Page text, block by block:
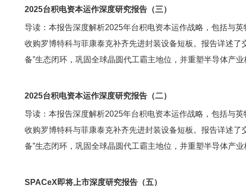
2025台积电资本运作深度研究报告（三）
导读：本报告深度解析2025年台积电资本运作战略，包括与
收购罗博特科与菲康泰克补齐先进封装设备短板。报告详述
备”生态闭环，巩固全球晶圆代工霸主地位，并重塑半导体产
2025台积电资本运作深度研究报告（二）
导读：本报告深度解析2025年台积电资本运作战略，包括与
收购罗博特科与菲康泰克补齐先进封装设备短板。报告详述
备”生态闭环，巩固全球晶圆代工霸主地位，并重塑半导体产
SPACeX即将上市深度研究报告（五）